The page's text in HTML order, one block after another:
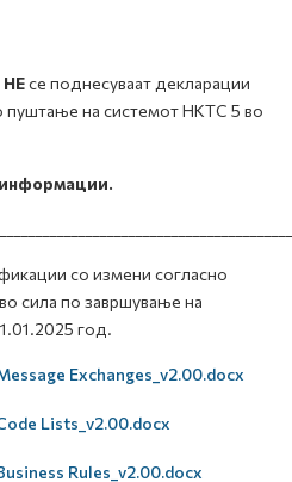
НЕсе поднесуваат декларации
пуштање на системот НКТС 5 во
со измени согласно
сила по завршување на
год.
Exchanges_v2.00.docx
Lists_v2.00.docx
Rules_v2.00.docx